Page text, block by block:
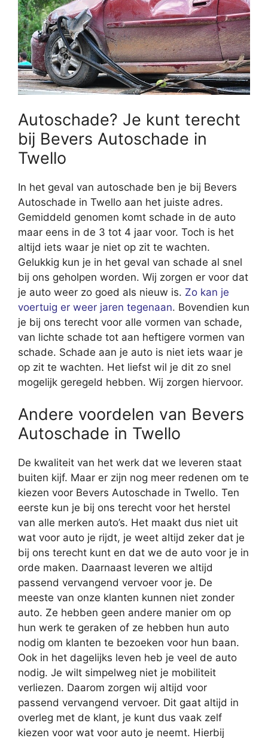
Autoschade? Je kunt terecht
bij Bevers Autoschade in
Twello
In het geval van autoschade ben je bij Bevers
Autoschade in Twello aan het juiste adres.
Gemiddeld genomen komt schade in de auto
maar eens in de 3 tot 4 jaar voor. Toch is het
altijd iets waar je niet op zit te wachten.
Gelukkig kun je in het geval van schade al snel
bij ons geholpen worden. Wij zorgen er voor dat
je auto weer zo goed als nieuw is. Zo kan je
voertuig er weer jaren tegenaan. Bovendien kun
je bij ons terecht voor alle vormen van schade,
van lichte schade tot aan heftigere vormen van
schade. Schade aan je auto is niet iets waar je
op zit te wachten. Het liefst wil je dit zo snel
mogelijk geregeld hebben. Wij zorgen hiervoor.
Andere voordelen van Bevers
Autoschade in Twello
De kwaliteit van het werk dat we leveren staat
buiten kijf. Maar er zijn nog meer redenen om te
kiezen voor Bevers Autoschade in Twello. Ten
eerste kun je bij ons terecht voor het herstel
van alle merken auto’s. Het maakt dus niet uit
wat voor auto je rijdt, je weet altijd zeker dat je
bij ons terecht kunt en dat we de auto voor je in
orde maken. Daarnaast leveren we altijd
passend vervangend vervoer voor je. De
meeste van onze klanten kunnen niet zonder
auto. Ze hebben geen andere manier om op
hun werk te geraken of ze hebben hun auto
nodig om klanten te bezoeken voor hun baan.
Ook in het dagelijks leven heb je veel de auto
nodig. Je wilt simpelweg niet je mobiliteit
verliezen. Daarom zorgen wij altijd voor
passend vervangend vervoer. Dit gaat altijd in
overleg met de klant, je kunt dus vaak zelf
kiezen voor wat voor auto je neemt. Hierbij